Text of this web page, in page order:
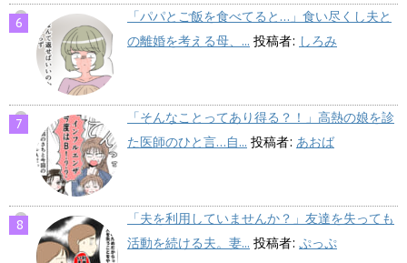
「パパとご飯を食べてると…」食い尽くし夫と
の離婚を考える母、... 投稿者: しろみ
「そんなことってあり得る？！」高熱の娘を診
た医師のひと言…自... 投稿者: あおば
「夫を利用していませんか？」友達を失っても
活動を続ける夫。妻... 投稿者: ぷっぷ